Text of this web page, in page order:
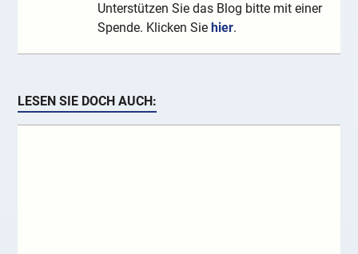
Unterstützen Sie das Blog bitte mit einer
Spende. Klicken Sie hier.
LESEN SIE DOCH AUCH: